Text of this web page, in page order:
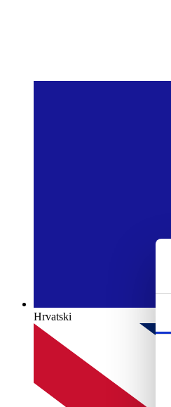
Hrvatski